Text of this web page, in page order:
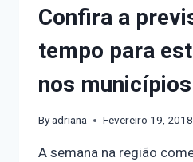
Confira a
tempo para
nos
Byadriana Fevereiro 19, 2018
A semana na região